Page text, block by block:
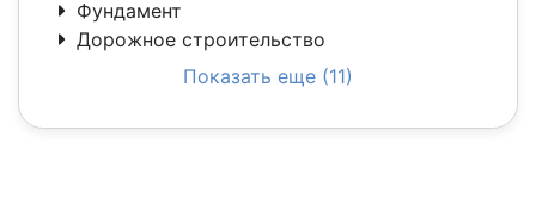
Фундамент
Дорожное строительство
Показать еще (11)